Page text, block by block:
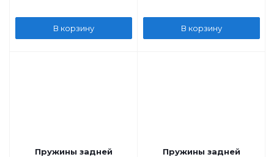
В корзину В корзину
Пружины задней
Пружины задней